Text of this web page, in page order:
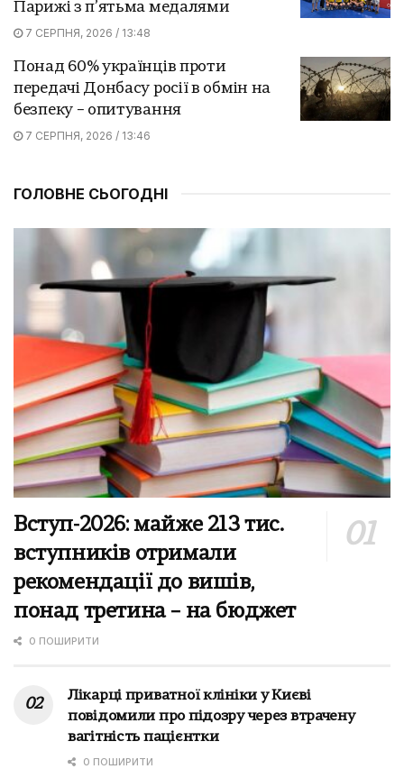
Парижі з п’ятьма медалями
7 СЕРПНЯ, 2026 / 13:48
Понад 60% українців проти
передачі Донбасу росії в обмін на
безпеку – опитування
7 СЕРПНЯ, 2026 / 13:46
ГОЛОВНЕ СЬОГОДНІ
Вступ-2026: майже 213 тис.
вступників отримали
рекомендації до вишів,
понад третина – на бюджет
0 ПОШИРИТИ
Лікарці приватної клініки у Києві
повідомили про підозру через втрачену
вагітність пацієнтки
0 ПОШИРИТИ